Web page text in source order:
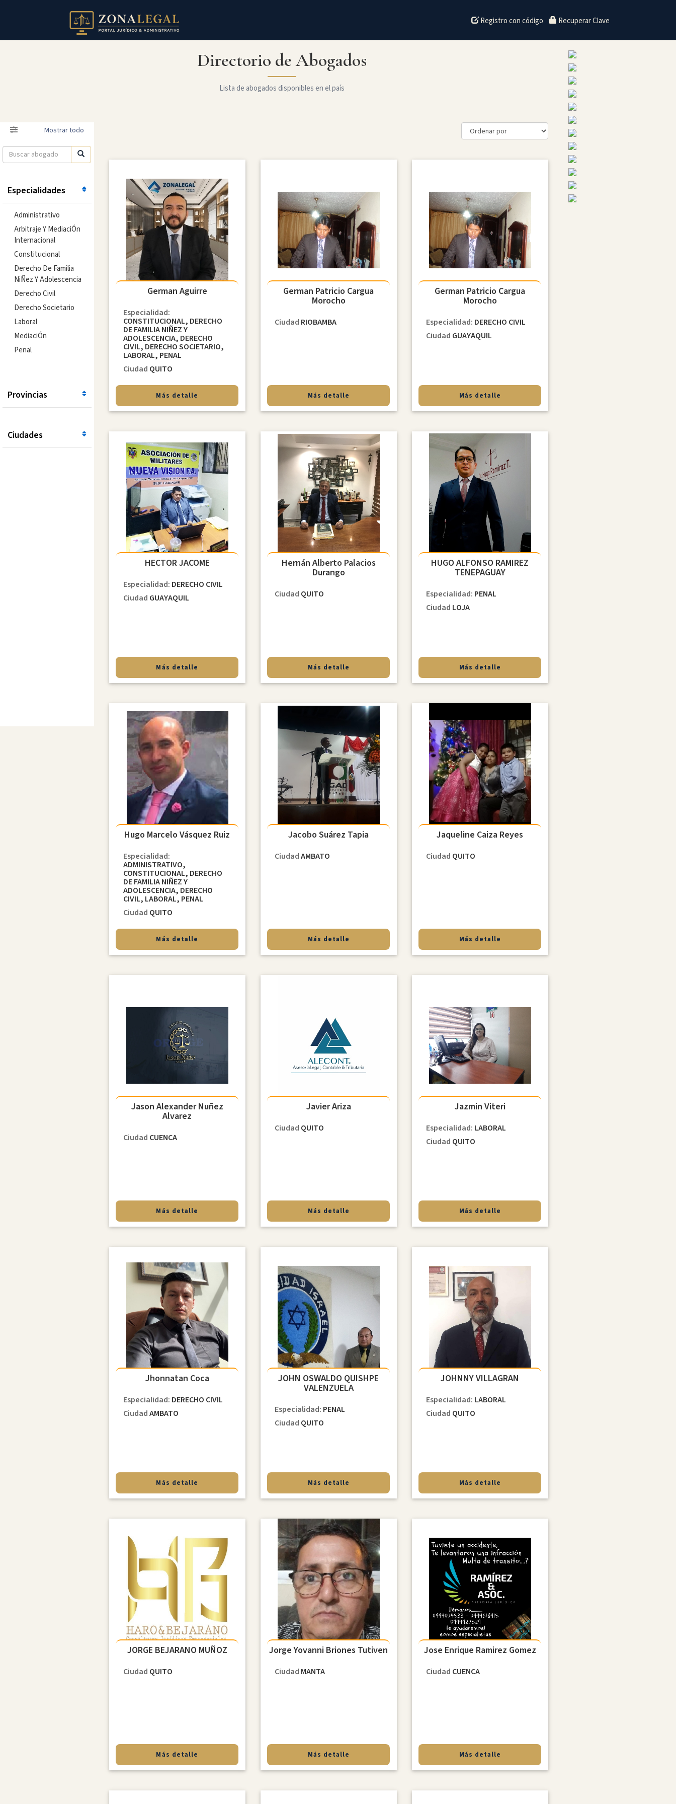
Registro con código Recuperar Clave
Directorio de Abogados
Lista de abogados disponibles en el país
Filtro Mostrar todo
Especialidades
Administrativo
Arbitraje Y MediaciÓn
Internacional
Constitucional
Derecho De Familia
NiÑez Y Adolescencia
Derecho Civil
Derecho Societario
Laboral
MediaciÓn
Penal
Provincias
Ciudades
German Aguirre
Especialidad:
CONSTITUCIONAL, DERECHO
DE FAMILIA NIÑEZ Y
ADOLESCENCIA, DERECHO
CIVIL, DERECHO SOCIETARIO,
LABORAL, PENAL
Ciudad QUITO
Más detalle
German Patricio Cargua
Morocho
Ciudad RIOBAMBA
Más detalle
German Patricio Cargua
Morocho
Especialidad: DERECHO CIVIL
Ciudad GUAYAQUIL
Más detalle
HECTOR JACOME
Especialidad: DERECHO CIVIL
Ciudad GUAYAQUIL
Más detalle
Hernán Alberto Palacios
Durango
Ciudad QUITO
Más detalle
HUGO ALFONSO RAMIREZ
TENEPAGUAY
Especialidad: PENAL
Ciudad LOJA
Más detalle
Hugo Marcelo Vásquez Ruiz
Especialidad:
ADMINISTRATIVO,
CONSTITUCIONAL, DERECHO
DE FAMILIA NIÑEZ Y
ADOLESCENCIA, DERECHO
CIVIL, LABORAL, PENAL
Ciudad QUITO
Más detalle
Jacobo Suárez Tapia
CiudadAMBATO
Más detalle
Jaqueline Caiza Reyes
Ciudad QUITO
Más detalle
Jason Alexander Nuñez
Alvarez
Ciudad CUENCA
Más detalle
Javier Ariza
Ciudad QUITO
Más detalle
Jazmin Viteri
Especialidad: LABORAL
Ciudad QUITO
Más detalle
Jhonnatan Coca
Especialidad: DERECHO CIVIL
CiudadAMBATO
Más detalle
JOHN OSWALDO QUISHPE
VALENZUELA
Especialidad: PENAL
Ciudad QUITO
Más detalle
JOHNNY VILLAGRAN
Especialidad: LABORAL
Ciudad QUITO
Más detalle
JORGE BEJARANO MUÑOZ
Ciudad QUITO
Más detalle
Jorge Yovanni Briones Tutiven
Ciudad MANTA
Más detalle
Jose Enrique Ramirez Gomez
Ciudad CUENCA
Más detalle